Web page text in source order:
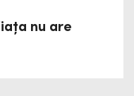
nu are